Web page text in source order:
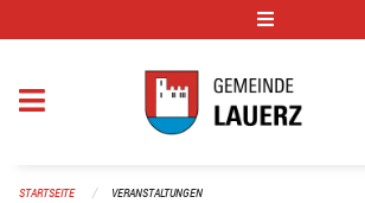
STARTSEITE VERANSTALTUNGEN